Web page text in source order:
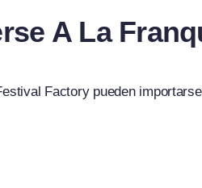
A La
Factory pueden